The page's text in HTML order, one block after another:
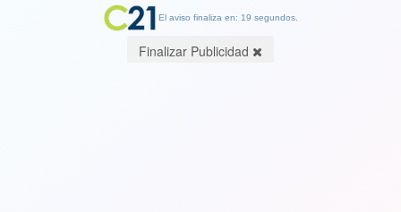
El aviso finaliza en: 19 segundos.
Finalizar Publicidad